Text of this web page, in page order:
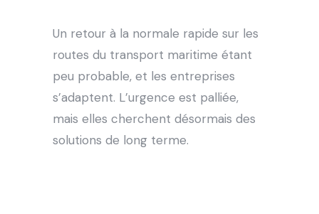
Un retour à la normale rapide sur les
routes du transport maritime étant
peu probable, et les entreprises
s’adaptent. L’urgence est palliée,
mais elles cherchent désormais des
solutions de long terme.